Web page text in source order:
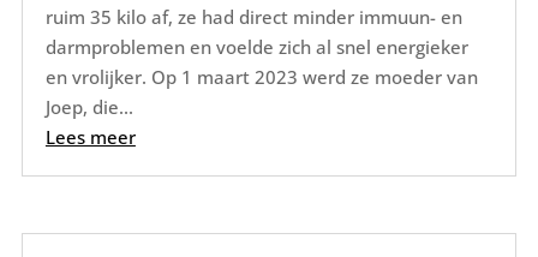
ruim 35 kilo af, ze had direct minder immuun- en
darmproblemen en voelde zich al snel energieker
en vrolijker. Op 1 maart 2023 werd ze moeder van
Joep, die...
Lees meer